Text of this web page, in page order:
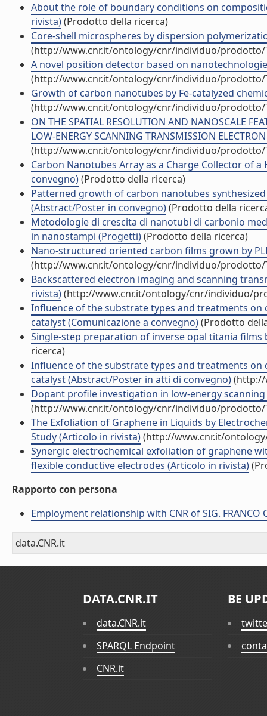
About the role of boundary conditions on
rivista)(Prodotto della ricerca)
Core-shell microspheres by dispersion
(http://www.cnr.it/ontology/cnr/individuo/prodotto/
A novel position detector based on
(http://www.cnr.it/ontology/cnr/individuo/prodotto/
Growth of carbon nanotubes by Fe-catalyzed
(http://www.cnr.it/ontology/cnr/individuo/prodotto/
ON THE SPATIAL RESOLUTION AND NANOSCALE
LOW-ENERGY SCANNING TRANSMISSION
(http://www.cnr.it/ontology/cnr/individuo/prodotto/
Carbon Nanotubes Array as a Charge Collector of
convegno)(Prodotto della ricerca)
Patterned growth of carbon nanotubes
(Abstract/Poster in convegno)(Prodotto della
Metodologie di crescita di nanotubi di carbonio
in nanostampi (Progetti)(Prodotto della ricerca)
Nano-structured oriented carbon films grown by
(http://www.cnr.it/ontology/cnr/individuo/prodotto/
Backscattered electron imaging and scanning
rivista)(http://www.cnr.it/ontology/cnr/individuo/
Influence of the substrate types and treatments
catalyst (Comunicazione a convegno)(Prodotto
Single-step preparation of inverse opal titania
ricerca)
Influence of the substrate types and treatments
catalyst (Abstract/Poster in atti di convegno)(http://
Dopant profile investigation in low-energy
(http://www.cnr.it/ontology/cnr/individuo/prodotto/
The Exfoliation of Graphene in Liquids by
Study (Articolo in rivista)(http://www.cnr.it/
Synergic electrochemical exfoliation of graphene
flexible conductive electrodes (Articolo in rivista)
Rapporto con persona
Employment relationship with CNR of SIG. FRANCO
data.CNR.it
DATA.CNR.IT
data.CNR.it
SPARQL Endpoint
CNR.it
BE